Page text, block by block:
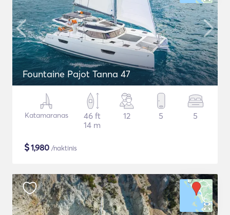
Fountaine Pajot Tanna 47
Katamaranas
46 ft
14 m
12 5 5
$1,980 /naktinis